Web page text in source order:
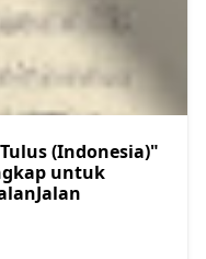
(Indonesia)"
untuk